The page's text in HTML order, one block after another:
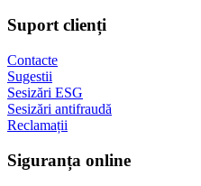
Suport clienți
Contacte
Sugestii
Sesizări ESG
Sesizări antifraudă
Reclamații
Siguranța online